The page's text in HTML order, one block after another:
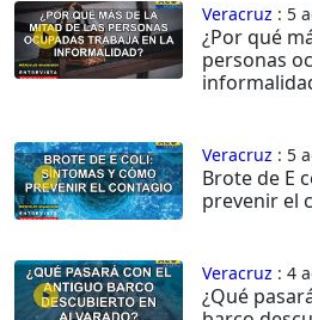
Veracruz : 5
¿Por qué
personas
Veracruz : 5
Brote de E
prevenir el
Veracruz : 4
¿Qué